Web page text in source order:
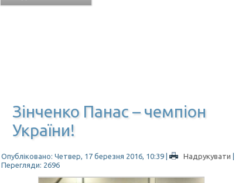
Зінченко Панас – чемпіон
України!
Опубліковано: Четвер, 17 березня 2016, 10:39 | Надрукувати
Перегляди: 2696